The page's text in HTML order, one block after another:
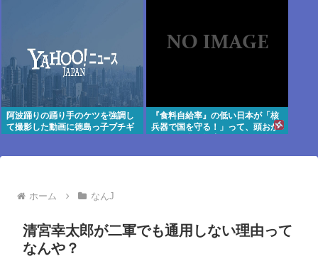
阿波踊りの踊り手のケツを強調し
て撮影した動画に徳島っ子ブチギ
『食料自給率』の低い日本が「核
兵器で国を守る！」って、頭おか
ホーム なんJ
清宮幸太郎が二軍でも通用しない理由って
なんや？